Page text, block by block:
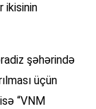
ikisinin
şəhərində
üçün
“VNM